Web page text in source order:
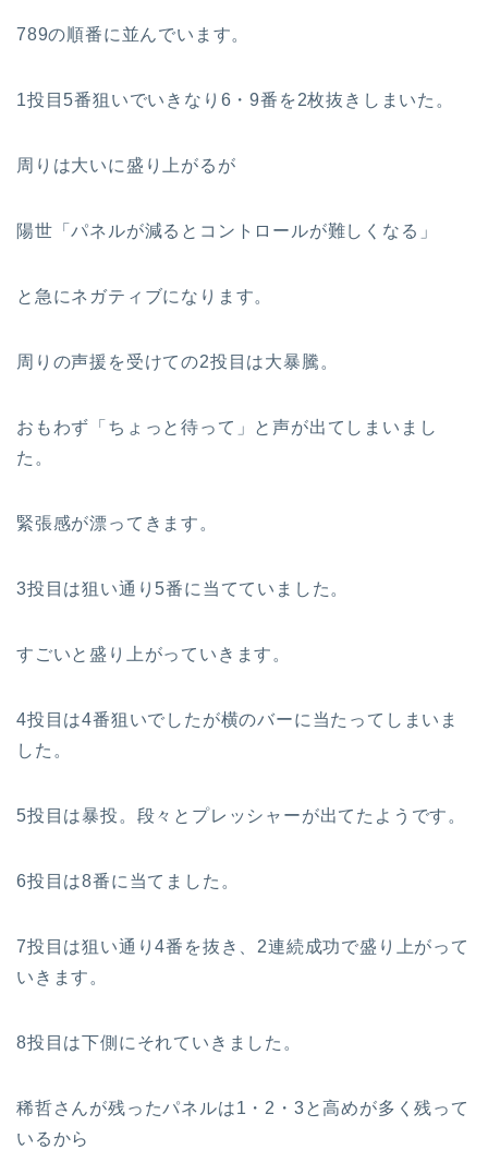
789の順番に並んでいます。
1投目5番狙いでいきなり6・9番を2枚抜きしまいた。
周りは大いに盛り上がるが
陽世「パネルが減るとコントロールが難しくなる」
と急にネガティブになります。
周りの声援を受けての2投目は大暴騰。
おもわず「ちょっと待って」と声が出てしまいまし
た。
緊張感が漂ってきます。
3投目は狙い通り5番に当てていました。
すごいと盛り上がっていきます。
4投目は4番狙いでしたが横のバーに当たってしまいま
した。
5投目は暴投。段々とプレッシャーが出てたようです。
6投目は8番に当てました。
7投目は狙い通り4番を抜き、2連続成功で盛り上がって
いきます。
8投目は下側にそれていきました。
稀哲さんが残ったパネルは1・2・3と高めが多く残って
いるから